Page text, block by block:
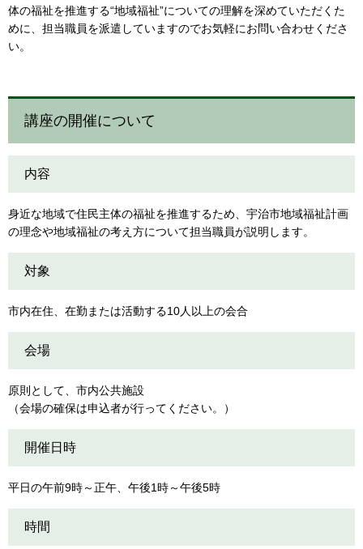
体の福祉を推進する“地域福祉”についての理解を深めていただくた
めに、担当職員を派遣していますのでお気軽にお問い合わせくださ
い。
講座の開催について
内容
身近な地域で住民主体の福祉を推進するため、宇治市地域福祉計画
の理念や地域福祉の考え方について担当職員が説明します。
対象
市内在住、在勤または活動する10人以上の会合
会場
原則として、市内公共施設
（会場の確保は申込者が行ってください。）
開催日時
平日の午前9時～正午、午後1時～午後5時
時間